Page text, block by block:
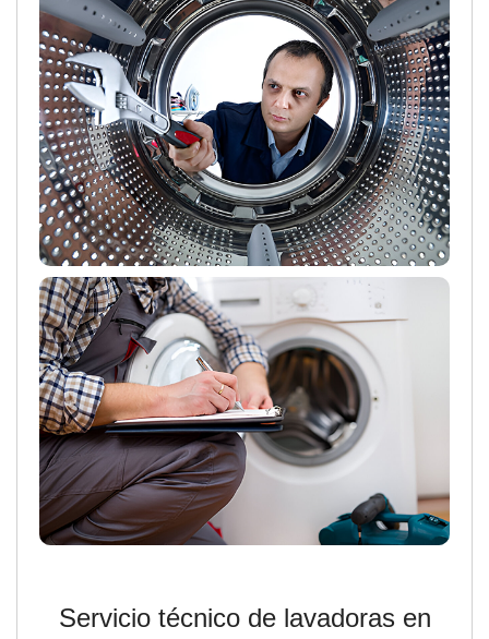
Servicio técnico de lavadoras en